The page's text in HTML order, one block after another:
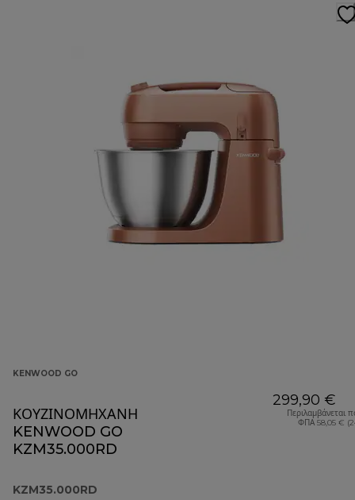
KENWOOD GO
ΚΟΥΖΙΝΟΜΗΧΑΝΗ
KENWOOD GO
KZM35.000RD
KZM35.000RD
299,90 €
Περιλαμβάνεται
ΦΠΑ 58,05 €